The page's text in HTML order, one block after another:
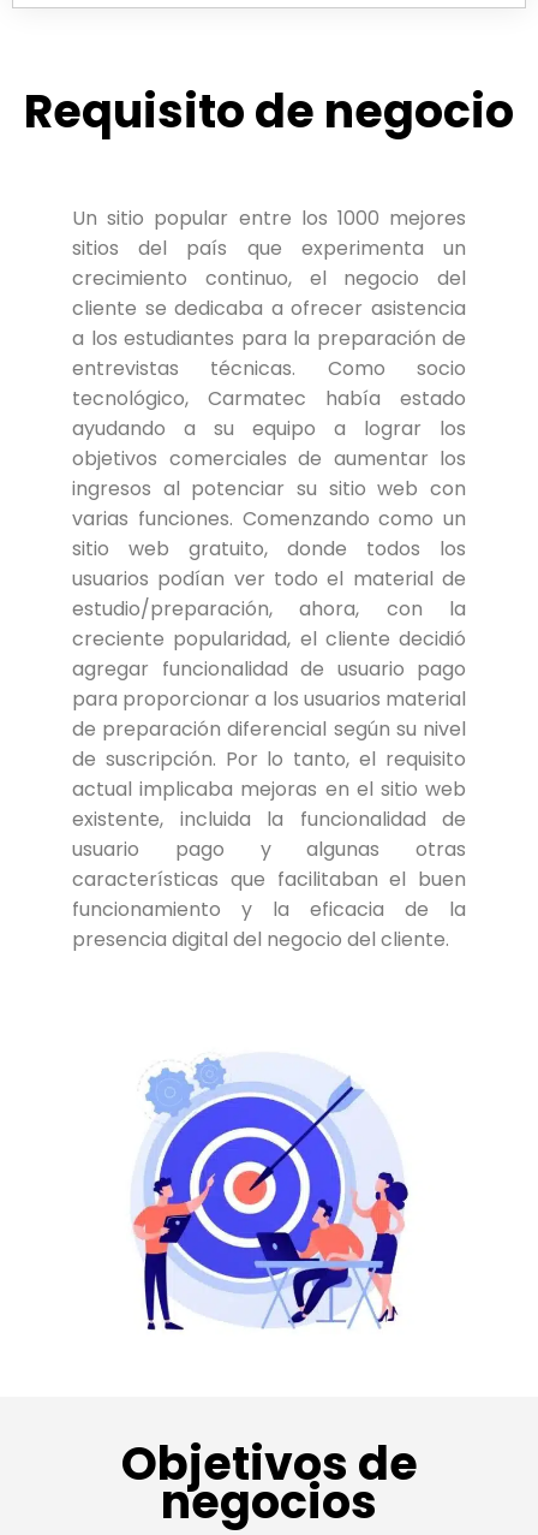
Requisito de negocio
Un sitio popular entre los 1000 mejores
sitios del país que experimenta un
crecimiento continuo, el negocio del
cliente se dedicaba a ofrecer asistencia
a los estudiantes para la preparación de
entrevistas técnicas. Como socio
tecnológico, Carmatec había estado
ayudando a su equipo a lograr los
objetivos comerciales de aumentar los
ingresos al potenciar su sitio web con
varias funciones. Comenzando como un
sitio web gratuito, donde todos los
usuarios podían ver todo el material de
estudio/preparación, ahora, con la
creciente popularidad, el cliente decidió
agregar funcionalidad de usuario pago
para proporcionar a los usuarios material
de preparación diferencial según su nivel
de suscripción. Por lo tanto, el requisito
actual implicaba mejoras en el sitio web
existente, incluida la funcionalidad de
usuario pago y algunas otras
características que facilitaban el buen
funcionamiento y la eficacia de la
presencia digital del negocio del cliente.
Objetivos de
negocios